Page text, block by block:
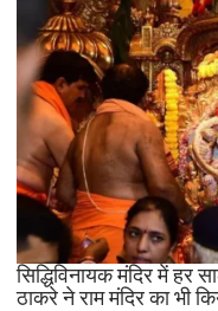
सिद्धिविनायक मंदिर में हर
ठाकरे ने राम मंदिर का भी